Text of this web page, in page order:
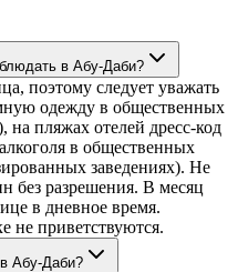
в Абу-Даби?
поэтому следует уважать
одежду в общественных
на пляжах отелей дресс-код
в общественных
заведениях). Не
без разрешения. В месяц
в дневное время.
не приветствуются.
Абу-Даби?